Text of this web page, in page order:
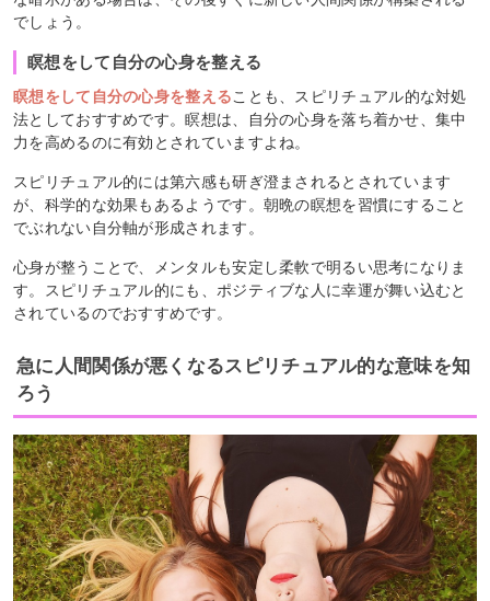
でしょう。
瞑想をして自分の心身を整える
瞑想をして自分の心身を整えることも、スピリチュアル的な対処
法としておすすめです。瞑想は、自分の心身を落ち着かせ、集中
力を高めるのに有効とされていますよね。
スピリチュアル的には第六感も研ぎ澄まされるとされています
が、科学的な効果もあるようです。朝晩の瞑想を習慣にすること
でぶれない自分軸が形成されます。
心身が整うことで、メンタルも安定し柔軟で明るい思考になりま
す。スピリチュアル的にも、ポジティブな人に幸運が舞い込むと
されているのでおすすめです。
急に人間関係が悪くなるスピリチュアル的な意味を知
ろう